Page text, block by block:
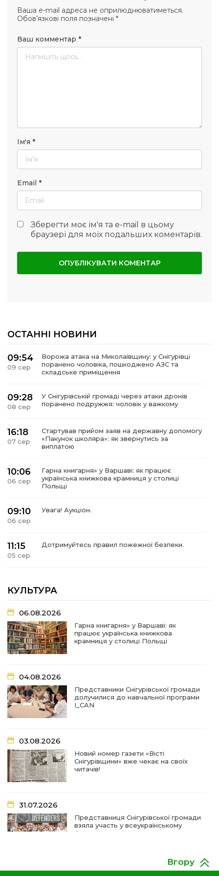
Ваша e-mail адреса не оприлюднюватиметься.
Обов’язкові поля позначені *
Ваш комментар *
Ім'я *
Email *
Зберегти моє ім'я та e-mail в цьому
браузері для моїх подальших коментарів.
ОСТАННІ НОВИНИ
09:54
09 сер
Ворожа атака на Миколаївщину: у Снігурівці
поранено чоловіка, пошкоджено АЗС та
складське приміщення
09:28
08 сер
У Снігурівській громаді через атаки дронів
поранено подружжя: чоловік у важкому
16:18
07 сер
Стартував прийом заяв на державну допомогу
«Пакунок школяра»: як звернутись за
виплатою
10:06
06 сер
Гарна книгарня» у Варшаві: як працює
українська книжкова крамниця у столиці
Польщі
09:10
06 сер
Увага! Аукціон.
11:15
05 сер
Дотримуйтесь правил пожежної безпеки.
04 сер
долучилися до навчальної програми I_CAN
07:35
03 сер
Новий номер газети «Вісті Снігурівщини» вже
чекає на своїх читачів!
07:31
Турбота, що долає відстані: Снігурівська
громада поповнила автопарк соціальних
07:27
03 сер
Удар по крамниці: на Снігурівщині російський
дрон поранив двох мирних жителів
18:18
02 сер
Оголошення Про початок формування нового
складу Ради з питань внутрішньо
переміщених осіб при Снігурівській міській
раді
11:13
01 сер
Неповнолітні за кермом: у Снігурівській
громаді провели профілактичний рейд
КУЛЬТУРА
06.08.2026
Гарна книгарня» у Варшаві: як
працює українська книжкова
крамниця у столиці Польщі
04.08.2026
Представники Снігурівської громади
долучилися до навчальної програми
I_CAN
03.08.2026
Новий номер газети «Вісті
Снігурівщини» вже чекає на своїх
читачів!
31.07.2026
Представниця Снігурівської громади
взяла участь у всеукраїнському
форумі молодіжних рад
24.07.2026
Вгору